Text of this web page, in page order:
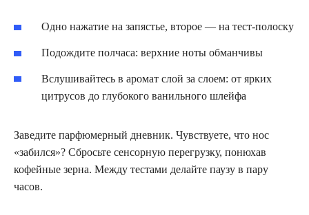
Одно нажатие на запястье, второе — на тест-полоску
Подождите полчаса: верхние ноты обманчивы
Вслушивайтесь в аромат слой за слоем: от ярких
цитрусов до глубокого ванильного шлейфа
Заведите парфюмерный дневник. Чувствуете, что нос
«забился»? Сбросьте сенсорную перегрузку, понюхав
кофейные зерна. Между тестами делайте паузу в пару
часов.